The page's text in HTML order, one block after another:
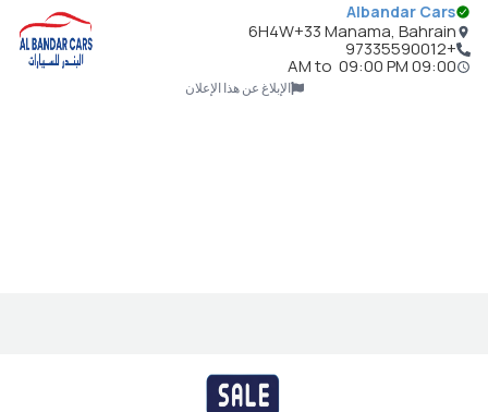
Albandar Cars
6H4W+33 Manama, Bahrain
+97335590012
09:00 AM
to 09:00 PM
الإبلاغ عن هذا الإعلان